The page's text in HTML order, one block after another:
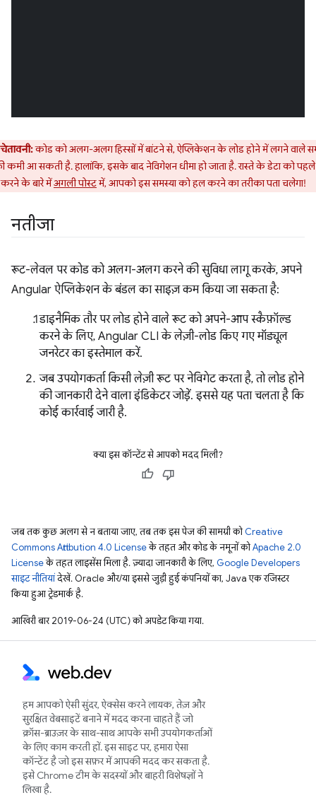
चेतावनी:कोड को अलग-अलग हिस्सों में बांटने से, ऐप्लिकेशन के लोड होने में लगने वाले
कमी आ सकती है. हालांकि, इसके बाद नेविगेशन धीमा हो जाता है. रास्ते के डेटा को
के बारे मेंअगली पोस्टमें, आपको इस समस्या को हल करने का तरीका पता चलेगा!
नतीजा
रूट-लेवल पर कोड को अलग-अलग करने की सुविधा लागू करके, अपने
Angular ऐप्लिकेशन के बंडल का साइज़ कम किया जा सकता है:
डाइनैमिक तौर पर लोड होने वाले रूट को अपने-आप स्कैफ़ॉल्ड
करने के लिए, Angular CLI के लेज़ी-लोड किए गए मॉड्यूल
जनरेटर का इस्तेमाल करें.
जब उपयोगकर्ता किसी लेज़ी रूट पर नेविगेट करता है, तो लोड होने
की जानकारी देने वाला इंडिकेटर जोड़ें. इससे यह पता चलता है कि
कोई कार्रवाई जारी है.
क्या इस कॉन्टेंट से आपको मदद मिली?
जब तक कुछ अलग से न बताया जाए, तब तक इस पेज की सामग्री कोCreative
Commons Attribution 4.0 Licenseके तहत और कोड के नमूनों कोApache 2.0
Licenseके तहत लाइसेंस मिला है. ज़्यादा जानकारी के लिए, Google Developers
साइट नीतियांदेखें. Oracle और/या इससे जुड़ी हुई कंपनियों का, Java एक रजिस्टर
किया हुआ ट्रेडमार्क है.
आखिरी बार 2019-06-24 (UTC) को अपडेट किया गया.
हम आपको ऐसी सुंदर, ऐक्सेस करने लायक, तेज़ और
सुरक्षित वेबसाइटें बनाने में मदद करना चाहते हैं जो
क्रॉस-ब्राउज़र के साथ-साथ आपके सभी उपयोगकर्ताओं
के लिए काम करती हों. इस साइट पर, हमारा ऐसा
कॉन्टेंट है जो इस सफ़र में आपकी मदद कर सकता है.
इसे Chrome टीम के सदस्यों और बाहरी विशेषज्ञों ने
लिखा है.